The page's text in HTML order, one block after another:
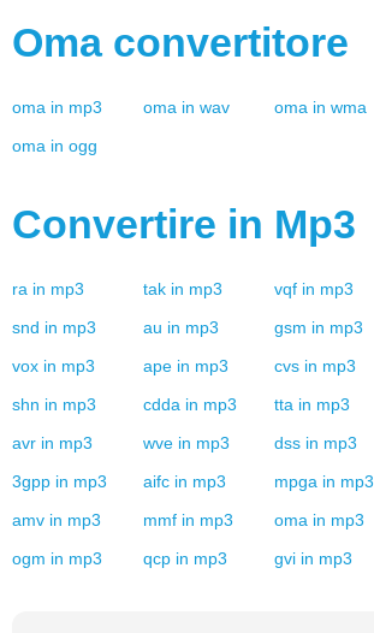
Oma convertitore
oma in mp3 oma in wav oma in wma
oma in ogg
Convertire in Mp3
ra in mp3 tak in mp3 vqf in mp3
snd in mp3 au in mp3 gsm in mp3
vox in mp3 ape in mp3 cvs in mp3
shn in mp3 cdda in mp3 tta in mp3
avr in mp3 wve in mp3 dss in mp3
3gpp in mp3 aifc in mp3 mpga in mp3
amv in mp3 mmf in mp3 oma in mp3
ogm in mp3 qcp in mp3 gvi in mp3